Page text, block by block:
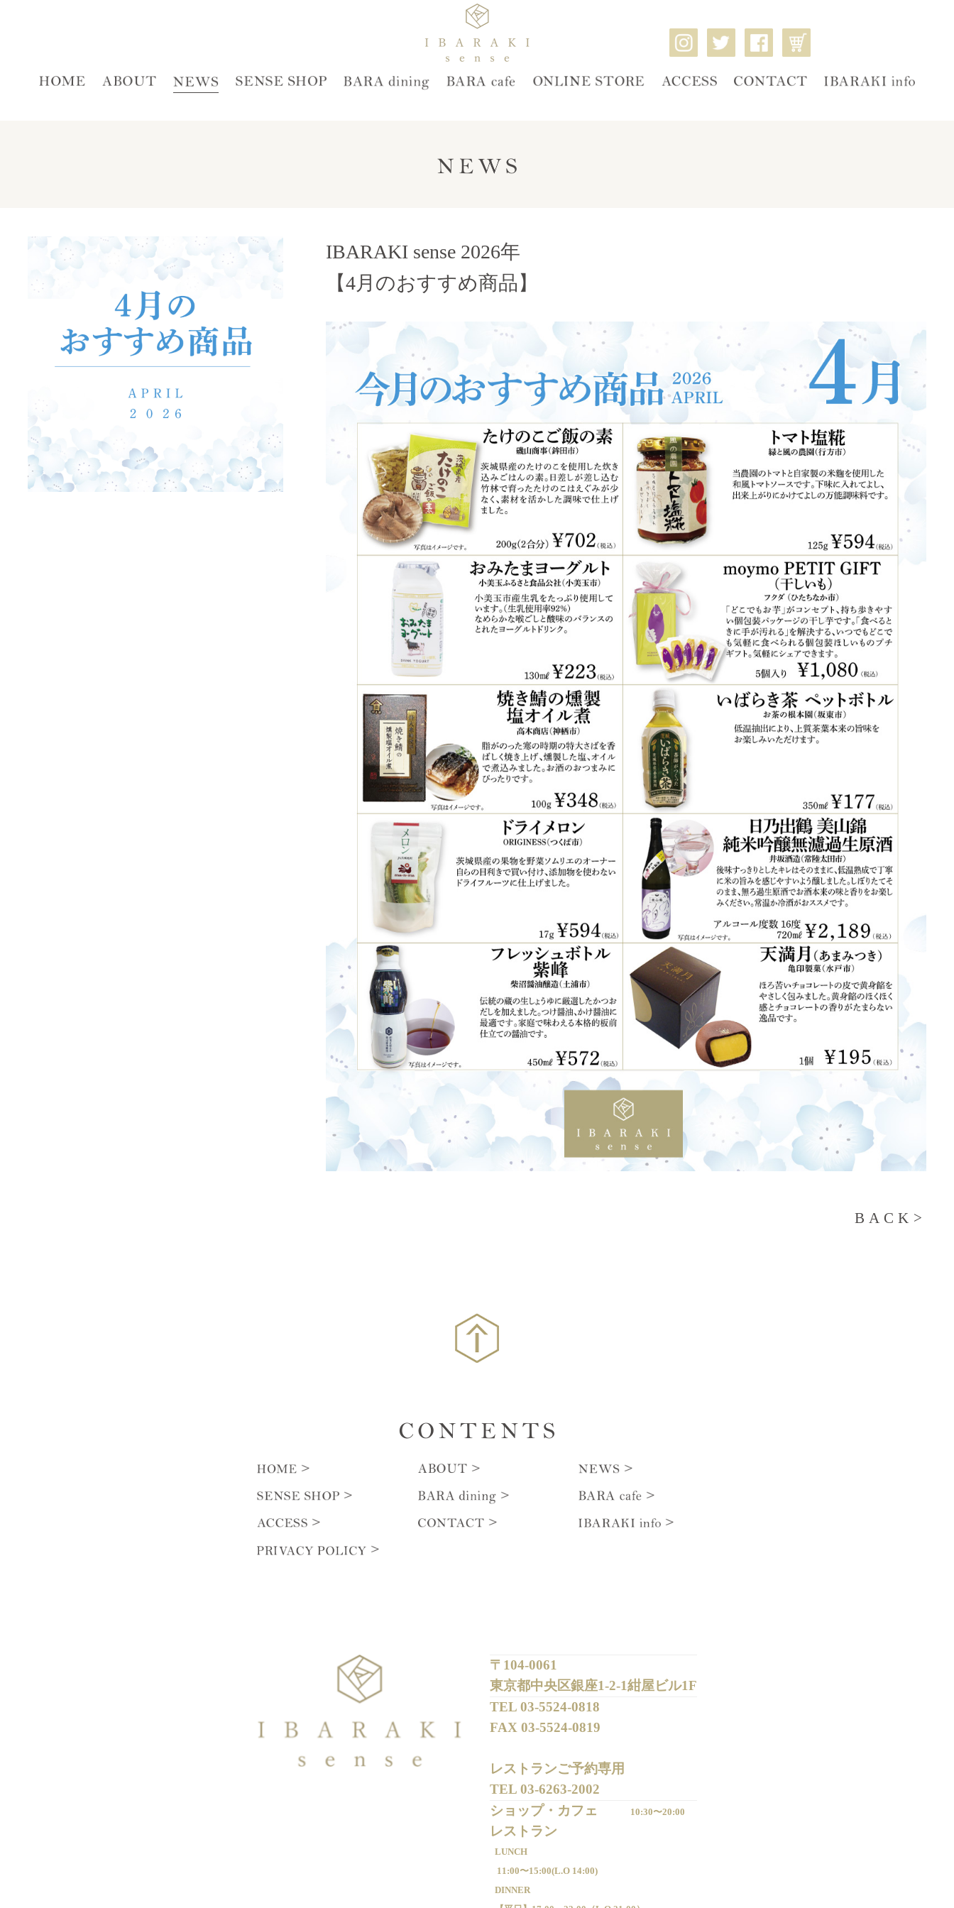
IBARAKI sense 2026年
【4月のおすすめ商品】
BACK>
〒104-0061
東京都中央区銀座1-2-1紺屋ビル1F
TEL 03-5524-0818
FAX 03-5524-0819
レストランご予約専用
TEL 03-6263-2002
ショップ・カフェ
10:30〜20:00
LUNCH
11:00〜15:00(L.O 14:00)
DINNER